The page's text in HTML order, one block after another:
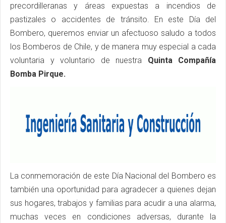
precordilleranas y áreas expuestas a incendios de
pastizales o accidentes de tránsito. En este Día del
Bombero, queremos enviar un afectuoso saludo a todos
los Bomberos de Chile, y de manera muy especial a cada
voluntaria y voluntario de nuestra Quinta Compañía
Bomba Pirque.
La conmemoración de este Día Nacional del Bombero es
también una oportunidad para agradecer a quienes dejan
sus hogares, trabajos y familias para acudir a una alarma,
muchas veces en condiciones adversas, durante la